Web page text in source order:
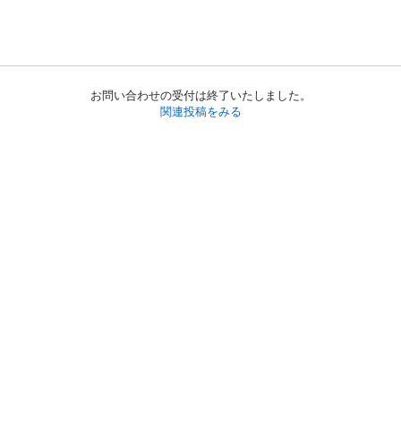
お問い合わせの受付は終了いたしました。
関連投稿をみる